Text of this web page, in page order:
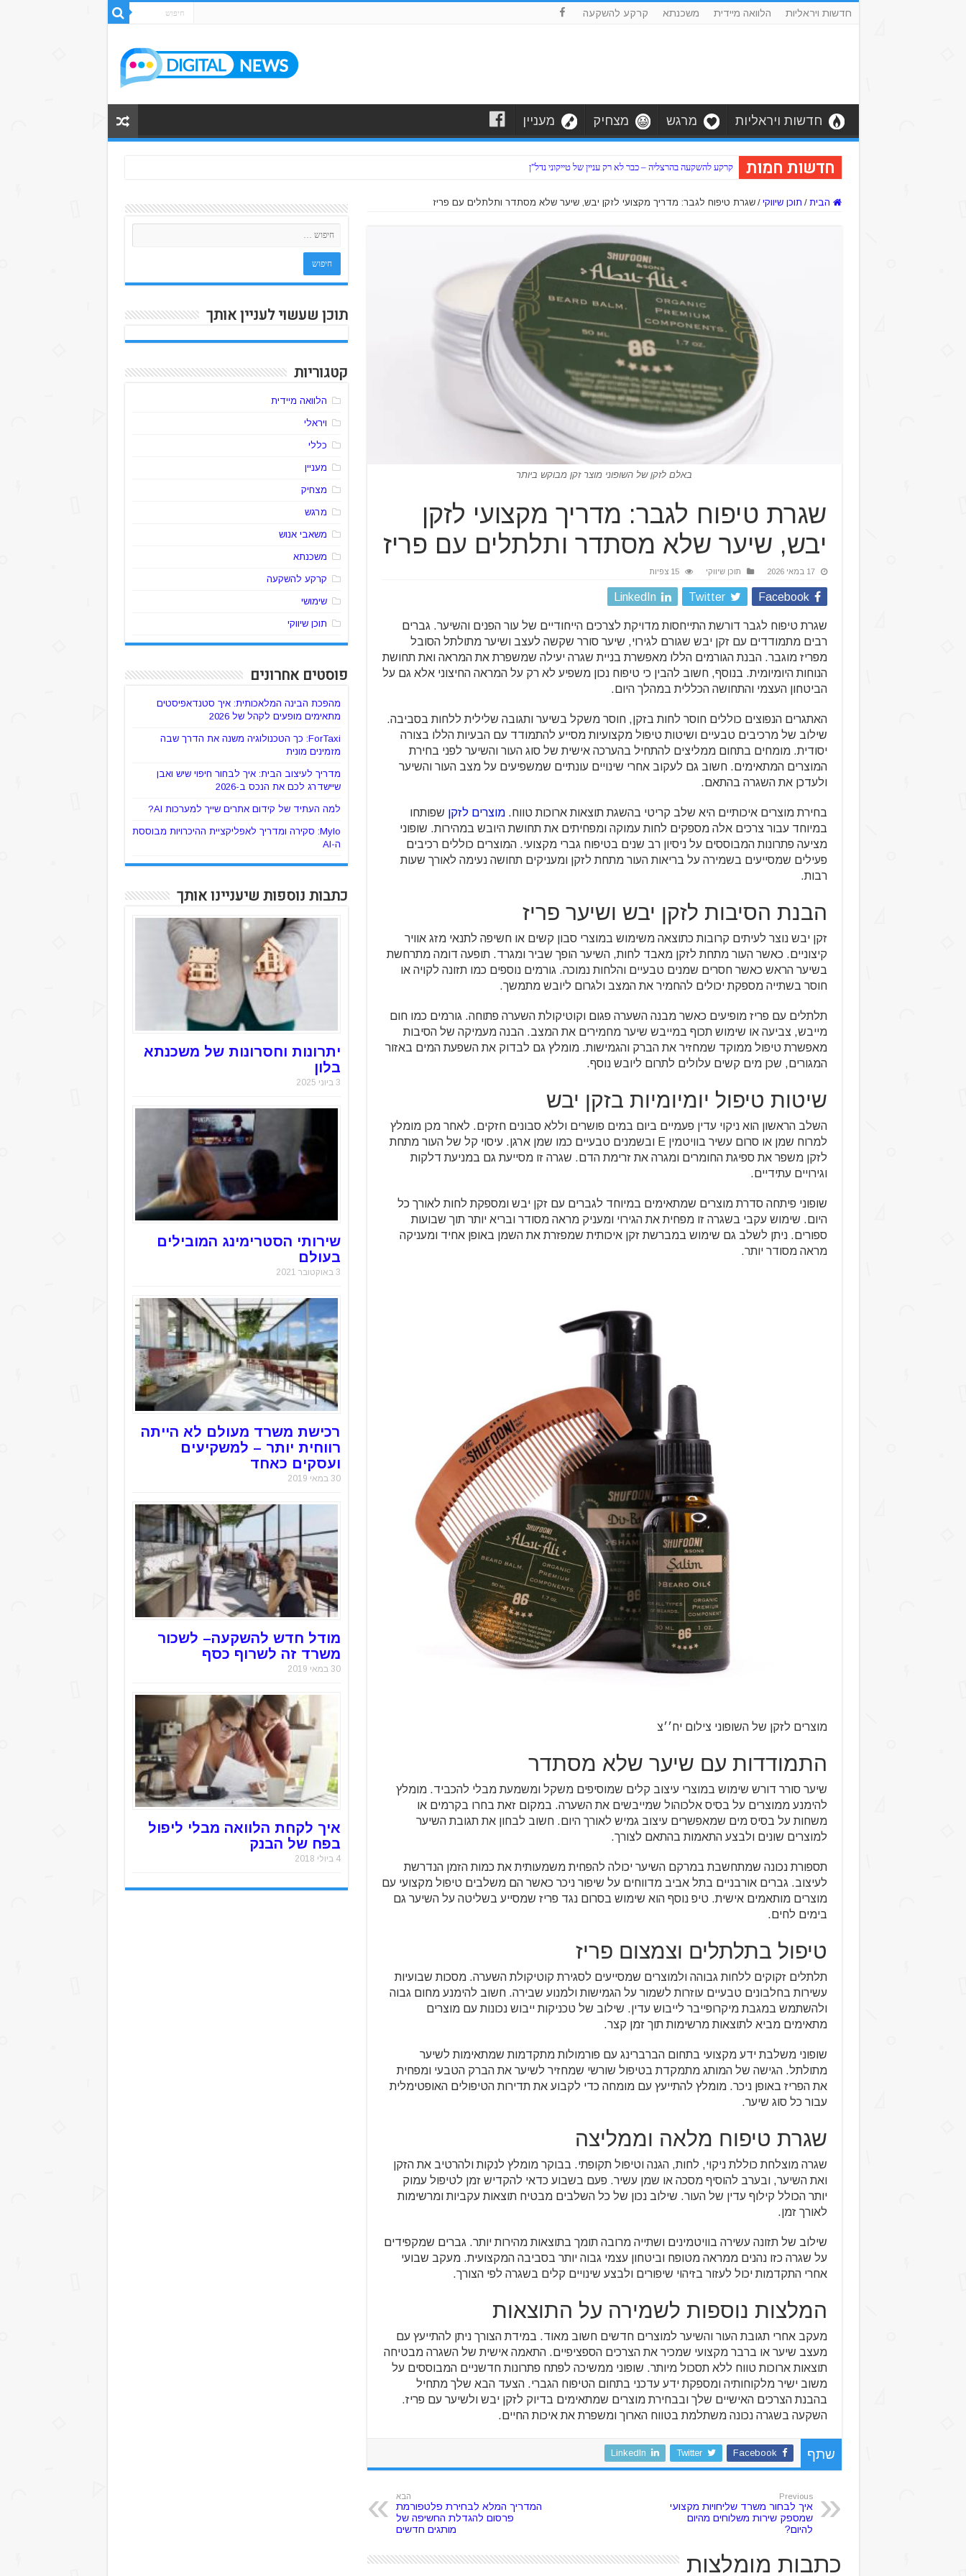
חדשות ויראליות הלוואה מיידית משכנתא קרקע להשקעה
חדשות ויראליות מרגש מצחיק מעניין
חדשות חמות קרקע להשקעה בהרצליה – כבר לא רק עניין של טייקוני נדל"ן
הבית / תוכן שיווקי / שגרת טיפוח לגבר: מדריך מקצועי לזקן יבש, שיער שלא מסתדר ותלתלים עם פריז
באלם לזקן של השופוני מוצר זקן מבוקש ביותר
שגרת טיפוח לגבר: מדריך מקצועי לזקן
יבש, שיער שלא מסתדר ותלתלים עם פריז
17 במאי 2026 תוכן שיווקי 15 צפיות
Facebook
Twitter
LinkedIn
שגרת טיפוח לגבר דורשת התייחסות מדויקת לצרכים הייחודיים של עור הפנים והשיער. גברים
רבים מתמודדים עם זקן יבש שגורם לגירוי, שיער סורר שקשה לעצב ושיער מתולתל הסובל
מפריז מוגבר. הבנת הגורמים הללו מאפשרת בניית שגרה יעילה שמשפרת את המראה ואת תחושת
הנוחות היומיומית. בנוסף, חשוב להבין כי טיפוח נכון משפיע לא רק על המראה החיצוני אלא גם על
הביטחון העצמי והתחושה הכללית במהלך היום.
האתגרים הנפוצים כוללים חוסר לחות בזקן, חוסר משקל בשיער ותגובה שלילית ללחות בסביבה.
שילוב של מרכיבים טבעיים ושיטות טיפול מקצועיות מסייע להתמודד עם הבעיות הללו בצורה
יסודית. מומחים בתחום ממליצים להתחיל בהערכה אישית של סוג העור והשיער לפני בחירת
המוצרים המתאימים. חשוב גם לעקוב אחרי שינויים עונתיים שמשפיעים על מצב העור והשיער
ולעדכן את השגרה בהתאם.
בחירת מוצרים איכותיים היא שלב קריטי בהשגת תוצאות ארוכות טווח.מוצרים לזקן שפותחו
במיוחד עבור צרכים אלה מספקים לחות עמוקה ומפחיתים את תחושת היובש במהירות. שופוני
מציעה פתרונות המבוססים על ניסיון רב שנים בטיפוח גברי מקצועי. המוצרים כוללים רכיבים
פעילים שמסייעים בשמירה על בריאות העור מתחת לזקן ומעניקים תחושה נעימה לאורך שעות
רבות.
הבנת הסיבות לזקן יבש ושיער פריז
זקן יבש נוצר לעיתים קרובות כתוצאה משימוש במוצרי סבון קשים או חשיפה לתנאי מזג אוויר
קיצוניים. כאשר העור מתחת לזקן מאבד לחות, השיער הופך שביר ומגרד. תופעה דומה מתרחשת
בשיער הראש כאשר חסרים שמנים טבעיים והלחות נמוכה. גורמים נוספים כמו תזונה לקויה או
חוסר בשתייה מספקת יכולים להחמיר את המצב ולגרום ליובש מתמשך.
תלתלים עם פריז מופיעים כאשר מבנה השערה פגום וקוטיקולת השערה פתוחה. גורמים כמו חום
מייבש, צביעה או שימוש תכוף במייבש שיער מחמירים את המצב. הבנה מעמיקה של הסיבות
מאפשרת טיפול ממוקד שמחזיר את הברק והגמישות. מומלץ גם לבדוק את השפעת המים באזור
המגורים, שכן מים קשים עלולים לתרום ליובש נוסף.
שיטות טיפול יומיומיות בזקן יבש
השלב הראשון הוא ניקוי עדין פעמיים ביום במים פושרים וללא סבונים חזקים. לאחר מכן מומלץ
למרוח שמן או סרום עשיר בוויטמין E ובשמנים טבעיים כמו שמן ארגן. עיסוי קל של העור מתחת
לזקן משפר את ספיגת החומרים ומגרה את זרימת הדם. שגרה זו מסייעת גם במניעת דלקות
וגירויים עתידיים.
שופוני פיתחה סדרת מוצרים שמתאימים במיוחד לגברים עם זקן יבש ומספקת לחות לאורך כל
היום. שימוש עקבי בשגרה זו מפחית את הגירוי ומעניק מראה מסודר ובריא יותר תוך שבועות
ספורים. ניתן לשלב גם שימוש במברשת זקן איכותית שמפזרת את השמן באופן אחיד ומעניקה
מראה מסודר יותר.
מוצרים לזקן של השופוני צילום יח׳׳צ
התמודדות עם שיער שלא מסתדר
שיער סורר דורש שימוש במוצרי עיצוב קלים שמוסיפים משקל ומשמעת מבלי להכביד. מומלץ
להימנע ממוצרים על בסיס אלכוהול שמייבשים את השערה. במקום זאת בחרו בקרמים או
משחות על בסיס מים שמאפשרים עיצוב גמיש לאורך היום. חשוב לבחון את תגובת השיער
למוצרים שונים ולבצע התאמות בהתאם לצורך.
תספורת נכונה שמתחשבת במרקם השיער יכולה להפחית משמעותית את כמות הזמן הנדרשת
לעיצוב. גברים אורבניים בתל אביב מדווחים על שיפור ניכר כאשר הם משלבים טיפול מקצועי עם
מוצרים מותאמים אישית. טיפ נוסף הוא שימוש בסרום נגד פריז שמסייע בשליטה על השיער גם
בימים לחים.
טיפול בתלתלים וצמצום פריז
תלתלים זקוקים ללחות גבוהה ולמוצרים שמסייעים לסגירת קוטיקולת השערה. מסכות שבועיות
עשירות בחלבונים טבעיים עוזרות לשמור על הגמישות ולמנוע שבירה. חשוב להימנע מחום גבוה
ולהשתמש במגבת מיקרופייבר לייבוש עדין. שילוב של טכניקות ייבוש נכונות עם מוצרים
מתאימים מביא לתוצאות מרשימות תוך זמן קצר.
שופוני משלבת ידע מקצועי בתחום הברברינג עם פורמולות מתקדמות שמתאימות לשיער
מתולתל. הגישה של המותג מתמקדת בטיפול שורשי שמחזיר לשיער את הברק הטבעי ומפחית
את הפריז באופן ניכר. מומלץ להתייעץ עם מומחה כדי לקבוע את תדירות הטיפולים האופטימלית
עבור כל סוג שיער.
שגרת טיפוח מלאה וממליצה
שגרה מוצלחת כוללת ניקוי, לחות, הגנה וטיפול תקופתי. בבוקר מומלץ לנקות ולהרטיב את הזקן
ואת השיער, ובערב להוסיף מסכה או שמן עשיר. פעם בשבוע כדאי להקדיש זמן לטיפול עמוק
יותר הכולל קילוף עדין של העור. שילוב נכון של כל השלבים מבטיח תוצאות עקביות ומרשימות
לאורך זמן.
שילוב של תזונה עשירה בוויטמינים ושתייה מרובה תומך בתוצאות מהירות יותר. גברים שמקפידים
על שגרה כזו נהנים ממראה מטופח וביטחון עצמי גבוה יותר בסביבה המקצועית. מעקב שבועי
אחרי התקדמות יכול לעזור בזיהוי שיפורים ולבצע שינויים קלים בשגרה לפי הצורך.
המלצות נוספות לשמירה על התוצאות
מעקב אחרי תגובת העור והשיער למוצרים חדשים חשוב מאוד. במידת הצורך ניתן להתייעץ עם
מעצב שיער או ברבר מקצועי שמכיר את הצרכים הספציפיים. התאמה אישית של השגרה מבטיחה
תוצאות ארוכות טווח ללא תסכול מיותר. שופוני ממשיכה לפתח פתרונות חדשניים המבוססים על
משוב ישיר מלקוחותיה ומספקת ידע עדכני בתחום הטיפוח הגברי. הצעד הבא שלך מתחיל
בהבנת הצרכים האישיים שלך ובבחירת מוצרים שמתאימים בדיוק לזקן יבש ולשיער עם פריז.
השקעה בשגרה נכונה משתלמת בטווח הארוך ומשפרת את איכות החיים.
שתף Facebook
Twitter
LinkedIn
Previous
איך לבחור משרד שליחויות מקצועי
שמספק שירות משלוחים מהיום
להיום?
הבא
המדריך המלא לבחירת פלטפורמת
פרסום להגדלת החשיפה של
מותגים חדשים
כתבות מומלצות
תוכן שעשוי לעניין אותך
קטגוריות
הלוואה מיידית
ויראלי
כללי
מעניין
מצחיק
מרגש
משאבי אנוש
משכנתא
קרקע להשקעה
שימושי
תוכן שיווקי
פוסטים אחרונים
מהפכת הבינה המלאכותית: איך סטנדאפיסטים
מתאימים מופעים לקהל של 2026
ForTaxi: כך הטכנולוגיה משנה את הדרך שבה
מזמינים מונית
מדריך לעיצוב הבית: איך לבחור חיפוי שיש ואבן
שיישדרג לכם את הנכס ב-2026
למה העתיד של קידום אתרים שייך למערכות AI?
Mylo: סקירה ומדריך לאפליקציית ההיכרויות מבוססת
ה-AI
כתבות נוספות שיעניינו אותך
יתרונות וחסרונות של משכנתא
בלון
3 ביוני 2025
שירותי הסטרימינג המובילים
בעולם
3 באוקטובר 2021
רכישת משרד מעולם לא הייתה
רווחית יותר – למשקיעים
ועסקים כאחד
30 במאי 2019
מודל חדש להשקעה– לשכור
משרד זה לשרוף כסף
30 במאי 2019
איך לקחת הלוואה מבלי ליפול
בפח של הבנק
4 ביולי 2018